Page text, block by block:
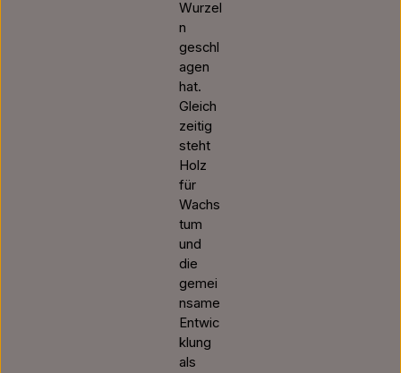
Wurzel
n
geschl
agen
hat.
Gleich
zeitig
steht
Holz
für
Wachs
tum
und
die
gemei
nsame
Entwic
klung
als